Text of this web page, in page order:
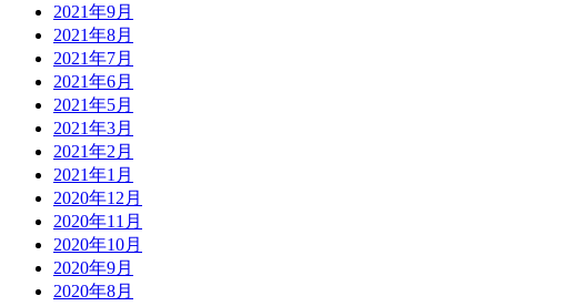
2021年9月
2021年8月
2021年7月
2021年6月
2021年5月
2021年3月
2021年2月
2021年1月
2020年12月
2020年11月
2020年10月
2020年9月
2020年8月